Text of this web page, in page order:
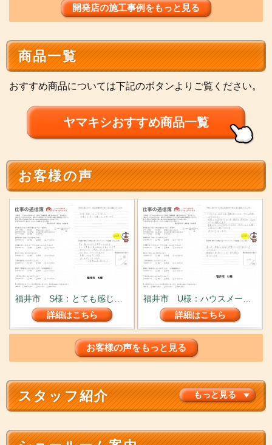
開発店の施工事例をもっと見る
商品一覧
おすすめ商品については下記のボタンよりご覧ください。
ヤマキシおすすめ商品一覧
お客様の声
詳細はこちら
詳細はこちら
お客様の声をもっと見る
スタッフ紹介